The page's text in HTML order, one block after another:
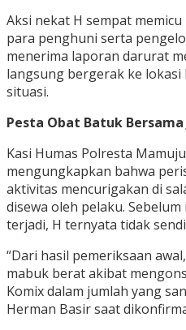
Aksi nekat H sempat
para penghuni serta
menerima laporan darurat
langsung bergerak ke
situasi.
Pesta Obat Batuk Bersama
Kasi Humas Polresta
mengungkapkan bahwa
aktivitas mencurigakan di
disewa oleh pelaku.
terjadi, H ternyata tidak
“Dari hasil pemeriksaan
mabuk berat akibat
Komix dalam jumlah yang
Herman Basir saat